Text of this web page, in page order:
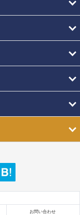
お問い合わせ